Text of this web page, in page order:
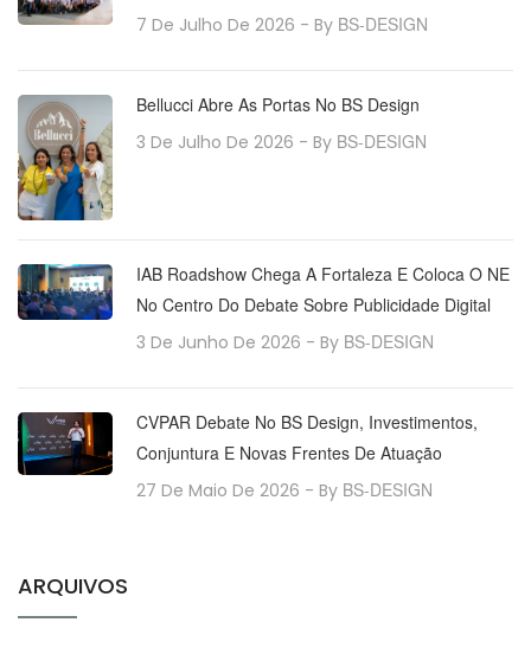
7 De Julho De 2026 - By BS-DESIGN
Bellucci Abre As Portas No BS Design
3 De Julho De 2026 - By BS-DESIGN
IAB Roadshow Chega A Fortaleza E Coloca O NE
No Centro Do Debate Sobre Publicidade Digital
3 De Junho De 2026 - By BS-DESIGN
CVPAR Debate No BS Design, Investimentos,
Conjuntura E Novas Frentes De Atuação
27 De Maio De 2026 - By BS-DESIGN
ARQUIVOS